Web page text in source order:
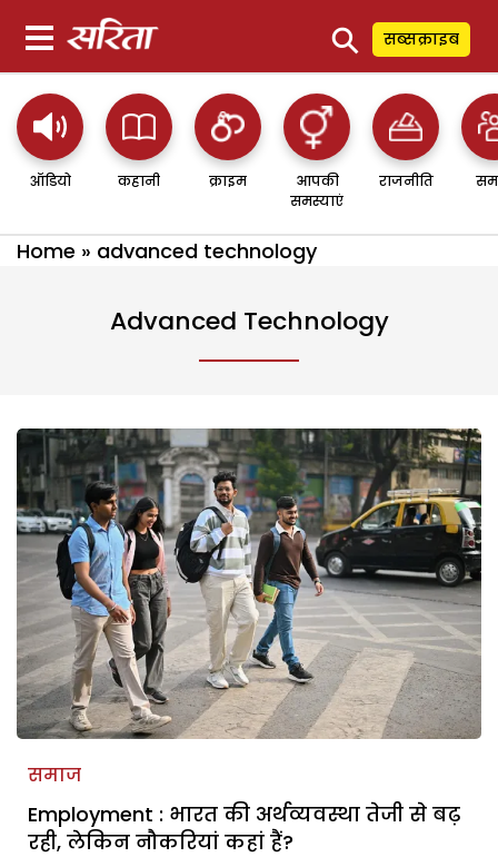
⚲ सब्सक्राइब
ऑडियो कहानी क्राइम
आपकी
समस्याएं
राजनीति
Home » advanced technology
Advanced Technology
समाज
Employment : भारत की अर्थव्यवस्था तेजी से बढ़
रही, लेकिन नौकरियां कहां हैं?